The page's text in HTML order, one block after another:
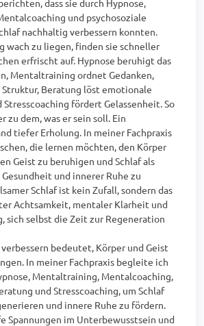
dass sie durch Hypnose,
und psychosoziale
nachhaltig verbessern konnten.
wach zu liegen, finden sie schneller
erfrischt auf. Hypnose beruhigt das
Mentaltraining ordnet Gedanken,
Beratung löst emotionale
Stresscoaching fördert Gelassenheit. So
zu dem, was er sein soll. Ein
tiefer Erholung. In meiner Fachpraxis
die lernen möchten, den Körper
Geist zu beruhigen und Schlaf als
und innerer Ruhe zu
Schlaf ist kein Zufall, sondern das
Achtsamkeit, mentaler Klarheit und
sich selbst die Zeit zur Regeneration
bedeutet, Körper und Geist
In meiner Fachpraxis begleite ich
Mentaltraining, Mentalcoaching,
und Stresscoaching, um Schlaf
und innere Ruhe zu fördern.
Spannungen im Unterbewusstsein und